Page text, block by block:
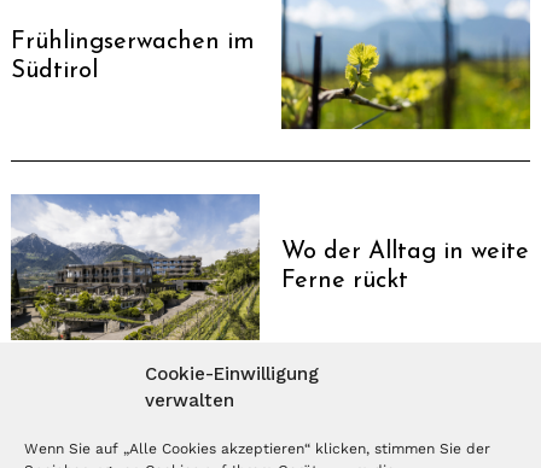
Cookie-Einwilligung
verwalten
Wenn Sie auf „Alle Cookies akzeptieren“ klicken, stimmen Sie der
Frühlingserwachen im
Südtirol
Wo der Alltag in weite
Ferne rückt
MAGAZIN ABONNIEREN